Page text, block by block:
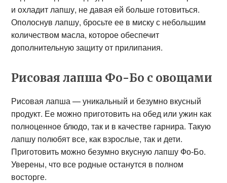
и охладит лапшу, не давая ей больше готовиться.
Ополоснув лапшу, бросьте ее в миску с небольшим
количеством масла, которое обеспечит
дополнительную защиту от прилипания.
Рисовая лапша Фо-Бо с овощами
Рисовая лапша — уникальный и безумно вкусный
продукт. Ее можно приготовить на обед или ужин как
полноценное блюдо, так и в качестве гарнира. Такую
лапшу полюбят все, как взрослые, так и дети.
Приготовить можно безумно вкусную лапшу Фо-Бо.
Уверены, что все родные останутся в полном
восторге.